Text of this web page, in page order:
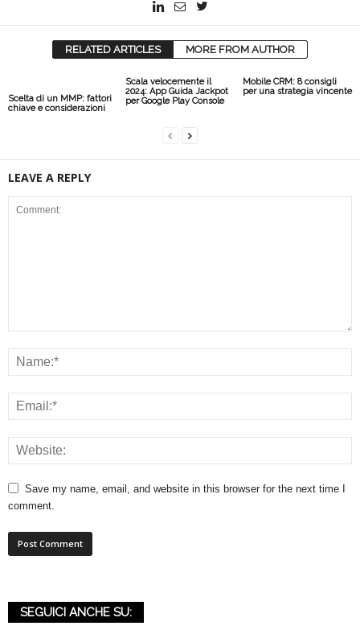
RELATED ARTICLES MORE FROM AUTHOR
Scelta di un MMP: fattori
chiave e considerazioni
Scala velocemente il
2024: App Guida Jackpot
per Google Play Console
Mobile CRM: 8 consigli
per una strategia vincente
LEAVE A REPLY
Save my name, email, and website in this browser for the next time I
comment.
SEGUICI ANCHE SU: